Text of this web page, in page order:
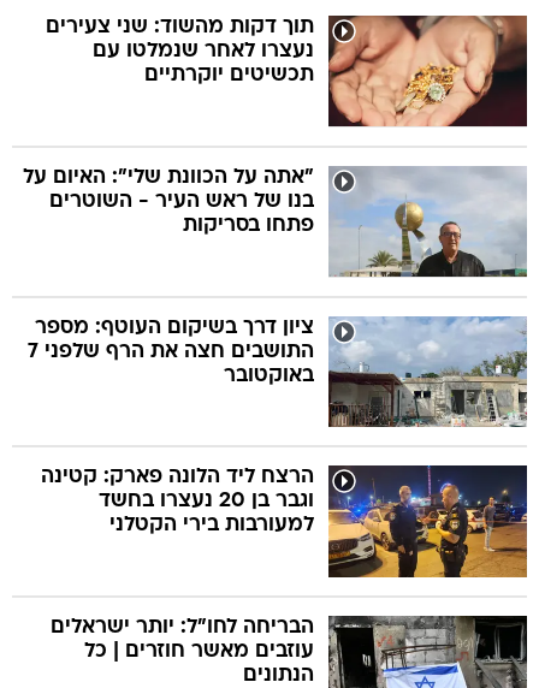
תוך דקות מהשוד: שני צעירים
נעצרו לאחר שנמלטו עם
תכשיטים יוקרתיים
"אתה על הכוונת שלי": האיום על
בנו של ראש העיר - השוטרים
פתחו בסריקות
ציון דרך בשיקום העוטף: מספר
התושבים חצה את הרף שלפני 7
באוקטובר
הרצח ליד הלונה פארק: קטינה
וגבר בן 20 נעצרו בחשד
למעורבות בירי הקטלני
הבריחה לחו"ל: יותר ישראלים
עוזבים מאשר חוזרים | כל
הנתונים